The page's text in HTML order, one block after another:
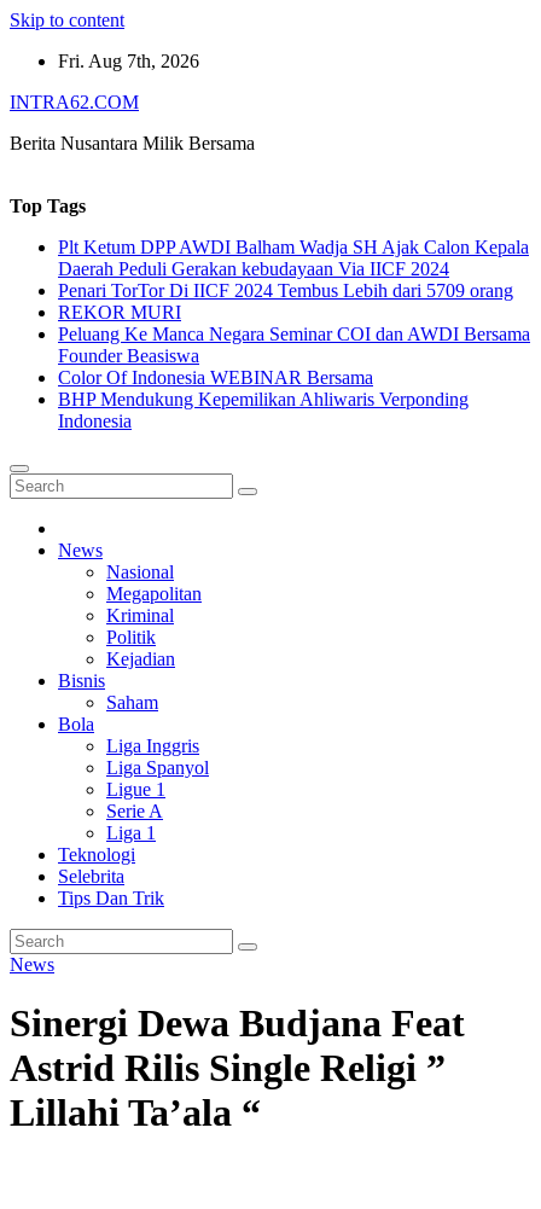
Skip to content
Fri. Aug 7th, 2026
INTRA62.COM
Berita Nusantara Milik Bersama
Top Tags
Plt Ketum DPP AWDI Balham Wadja SH Ajak Calon Kepala
Daerah Peduli Gerakan kebudayaan Via IICF 2024
Penari TorTor Di IICF 2024 Tembus Lebih dari 5709 orang
REKOR MURI
Peluang Ke Manca Negara Seminar COI dan AWDI Bersama
Founder Beasiswa
Color Of Indonesia WEBINAR Bersama
BHP Mendukung Kepemilikan Ahliwaris Verponding
Indonesia
News
Nasional
Megapolitan
Kriminal
Politik
Kejadian
Bisnis
Saham
Bola
Liga Inggris
Liga Spanyol
Ligue 1
Serie A
Liga 1
Teknologi
Selebrita
Tips Dan Trik
News
Sinergi Dewa Budjana Feat
Astrid Rilis Single Religi ”
Lillahi Ta’ala “